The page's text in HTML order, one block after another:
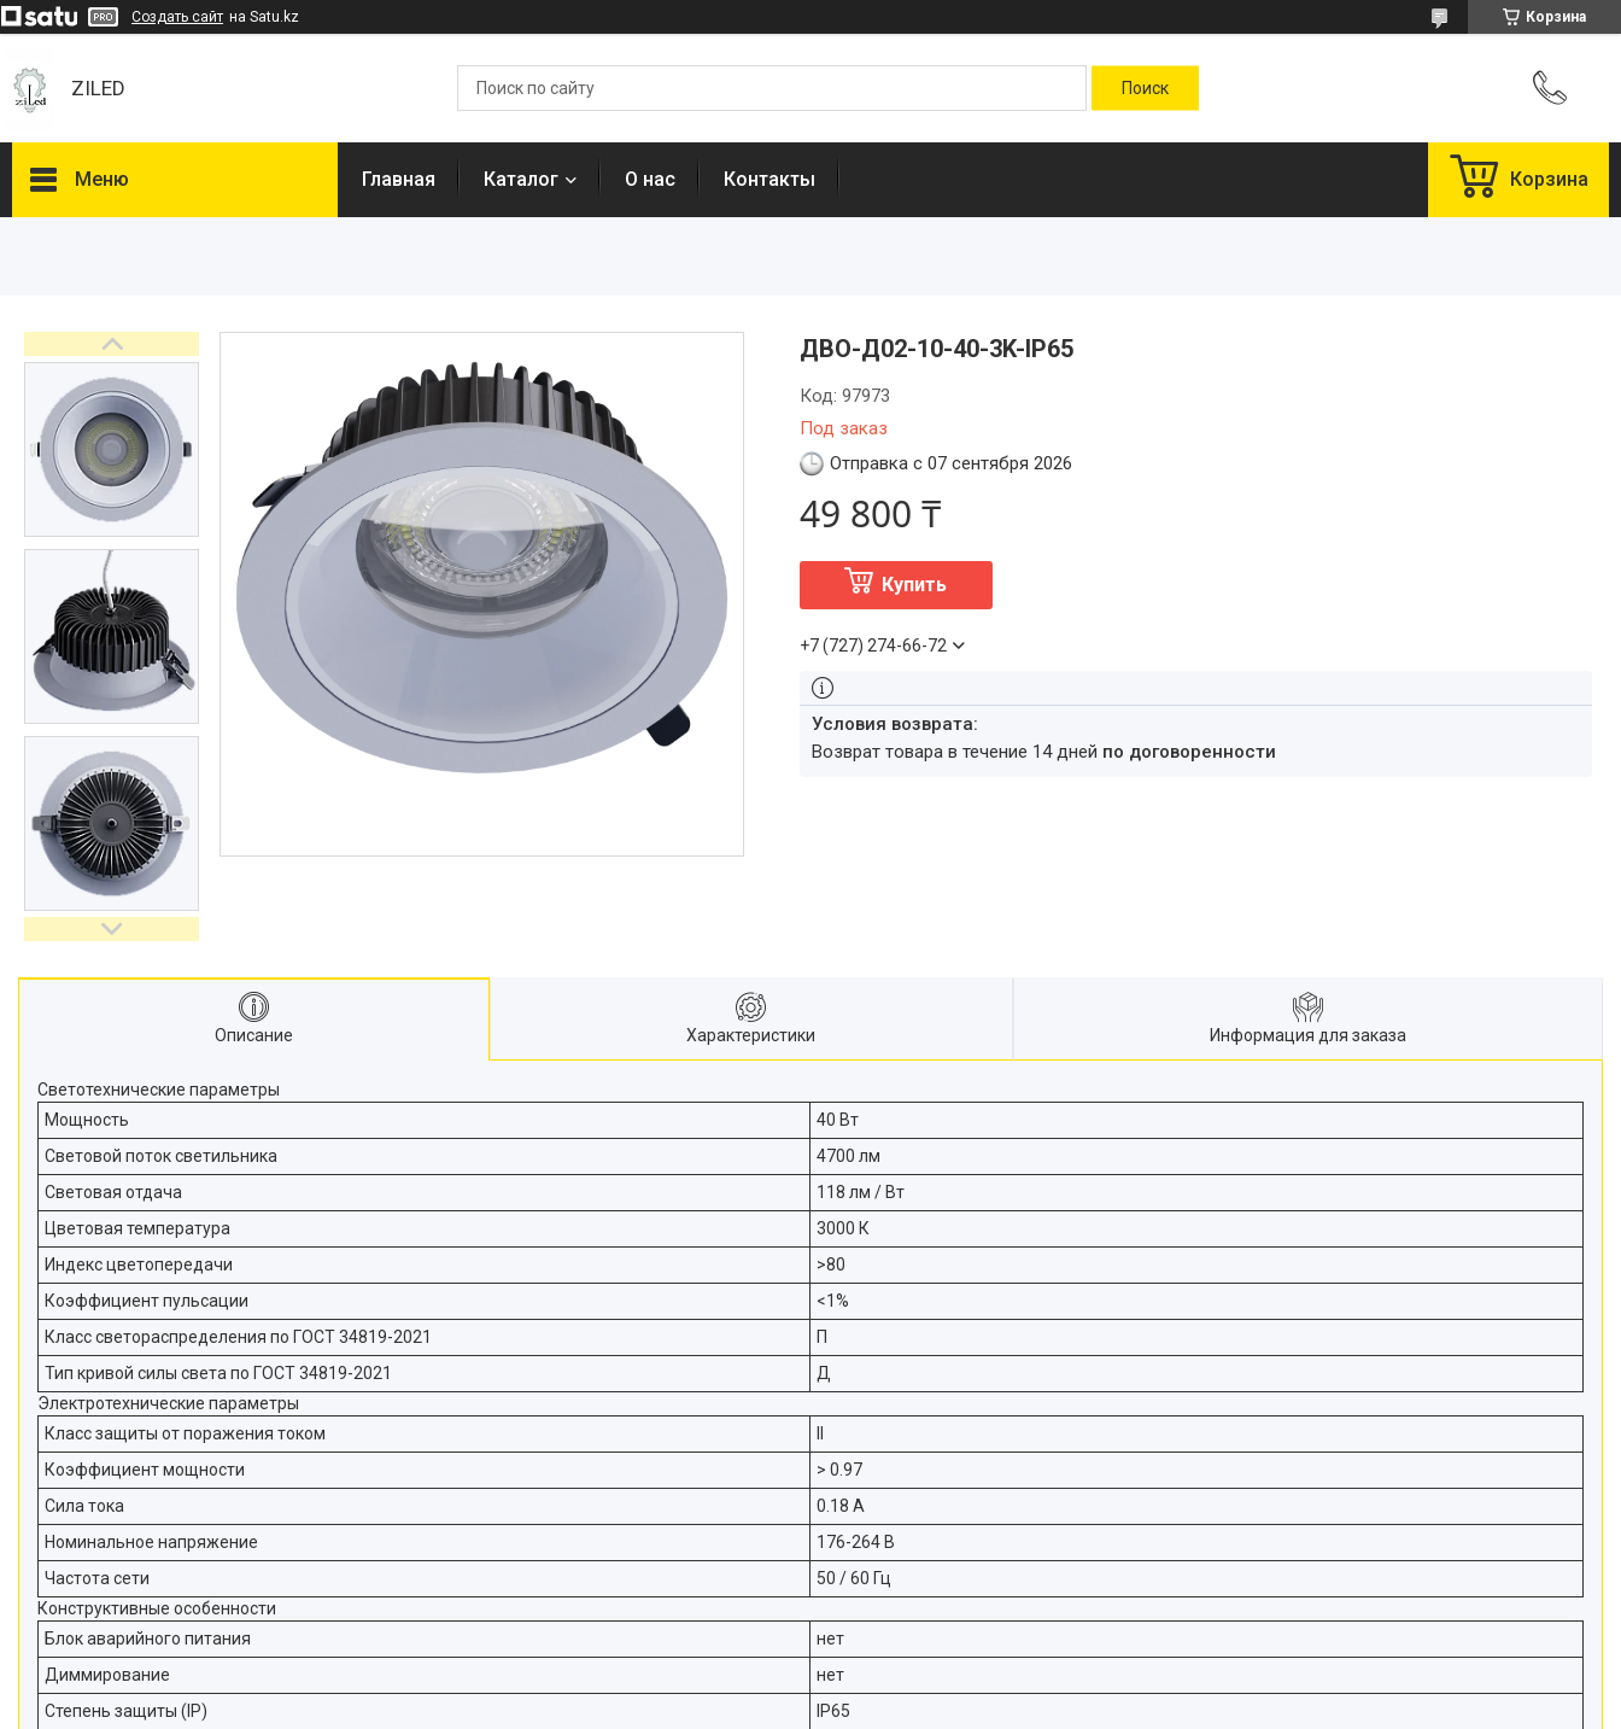
Создать сайт на Satu.kz Корзина
ZILED
Меню
ФАРЛАЙТ
АСТЗ
NLCO
INNOLUX
О нас
Отзывы
Главная Каталог О нас Контакты Корзина
ДВО-Д02-10-40-3K-IP65
Под заказ
Код: 97973
Отправка с 07 сентября 2026
49 800 ₸
Купить
+7 (727) 274-66-72
возврат товара в течение 14 дней по договоренности
Описание Характеристики Информация для заказа
Светотехнические параметры
Мощность
40 Вт
Световой поток светильника
4700 лм
Световая отдача
118 лм / Вт
Цветовая температура
3000 К
Индекс цветопередачи
>80
Коэффициент пульсации
<1%
Класс светораспределения по ГОСТ 34819-2021
П
Тип кривой силы света по ГОСТ 34819-2021
Д
Электротехнические параметры
Класс защиты от поражения током
Коэффициент мощности
> 0.97
Сила тока
0.18 А
Номинальное напряжение
176-264 В
Частота сети
50 / 60 Гц
Конструктивные особенности
Блок аварийного питания
нет
Диммирование
нет
Степень защиты (IP)
IP65